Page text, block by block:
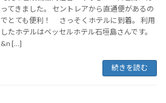
ってきました。 セントレアから直通便があるの
でとても便利！ さっそくホテルに到着。 利用
したホテルはベッセルホテル石垣島さんです。
&n […]
続きを読む